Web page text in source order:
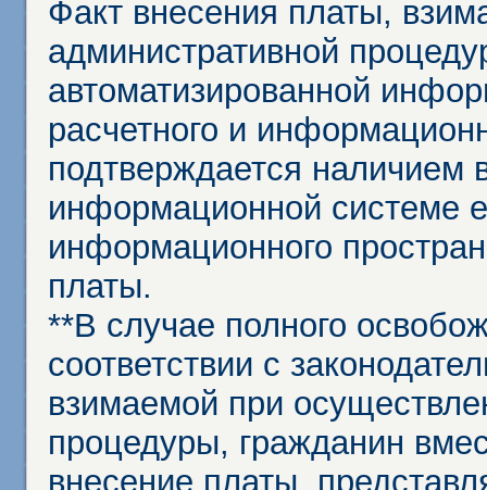
Факт внесения платы,
административной
автоматизированной
расчетного и
подтверждается наличием
информационной системе
информационного
платы.
**В случае полного
соответствии с
взимаемой при
процедуры, гражданин
внесение платы,